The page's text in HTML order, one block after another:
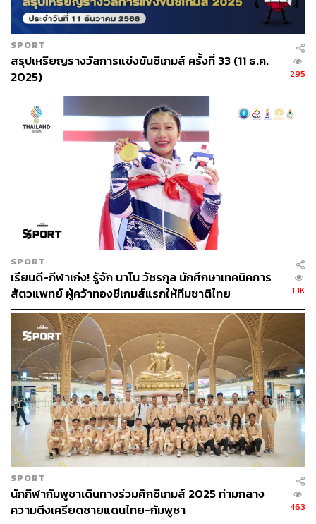
สมาคมกีฬาแบดมินตันแห่งประเทศไทยฯ
สมาคมกีฬาคนพิการแห่งประเทศไทยฯ
และรางวัลบุคลากรผู้ทรงคุณค่าทางการกีฬา ประกอบด้วย ภู
ริต ภิรมย์ภักดี, ดร.จำลอง อนันตสุข, สมชาย พูลสวัสดิ์, สิริชัย
วงศ์พัฒนกิจ, ศุภชีพ ดิษเทศ, บุษบา ยอดบางเตย, ปรีดา รอด
โพธิ์ทอง, บรรลือชัย ผิวสานต์
กีฬาเทควันโด
สมาคมผู้สื่อข่าวกีฬาแห่งประเทศไทย
เทนนิส-พาณิภัค วงศ์พัฒนกิจ
266
ABOUT THE AUTHOR
THE STANDARD TEAM
กองบรรณาธิการ THE STANDARD
SPORT
สรุปเหรียญรางวัลการแข่งขันซีเกมส์ ครั้งที่ 33 (11 ธ.ค.
2025)
295
SPORT
เรียนดี-กีฬาเก่ง! รู้จัก นาโน วัชรกุล นักศึกษาเทคนิคการ
สัตวแพทย์ ผู้คว้าทองซีเกมส์แรกให้ทีมชาติไทย
1.1K
SPORT
นักกีฬากัมพูชาเดินทางร่วมศึกซีเกมส์ 2025 ท่ามกลาง
ความตึงเครียดชายแดนไทย-กัมพูชา
463